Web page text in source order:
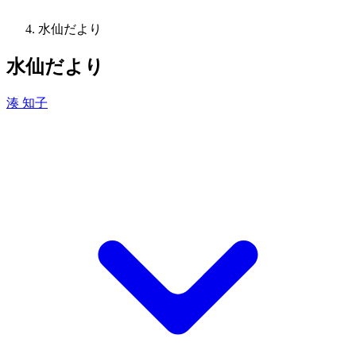
水仙だより
水仙だより
湊 知子